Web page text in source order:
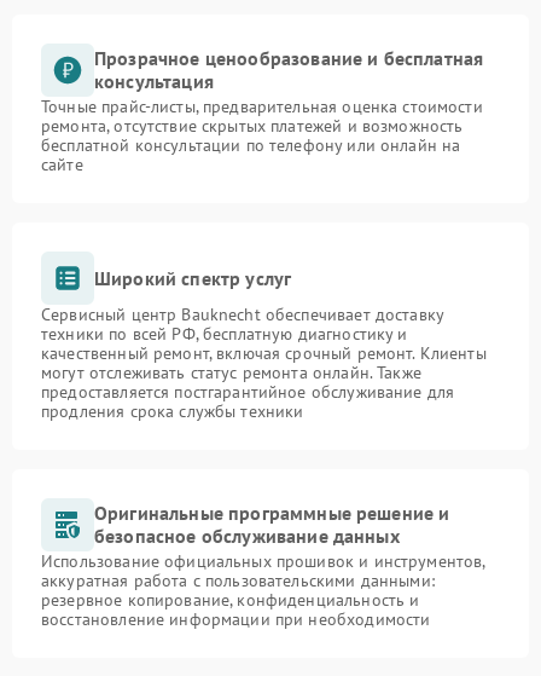
Прозрачное ценообразование и бесплатная
консультация
Точные прайс-листы, предварительная оценка стоимости
ремонта, отсутствие скрытых платежей и возможность
бесплатной консультации по телефону или онлайн на
сайте
Широкий спектр услуг
Сервисный центр Bauknecht обеспечивает доставку
техники по всей РФ, бесплатную диагностику и
качественный ремонт, включая срочный ремонт. Клиенты
могут отслеживать статус ремонта онлайн. Также
предоставляется постгарантийное обслуживание для
продления срока службы техники
Оригинальные программные решение и
безопасное обслуживание данных
Использование официальных прошивок и инструментов,
аккуратная работа с пользовательскими данными:
резервное копирование, конфиденциальность и
восстановление информации при необходимости